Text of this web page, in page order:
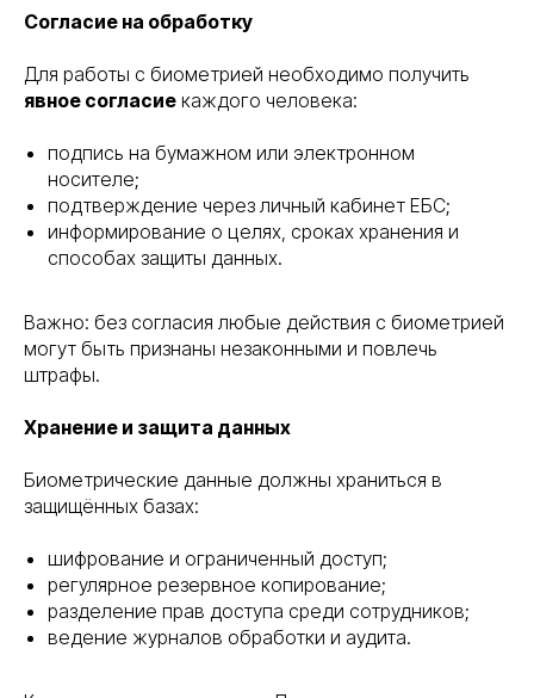
Согласие на обработку
Для работы с биометрией необходимо получить
явное согласие каждого человека:
подпись на бумажном или электронном
носителе;
подтверждение через личный кабинет ЕБС;
информирование о целях, сроках хранения и
способах защиты данных.
Важно: без согласия любые действия с биометрией
могут быть признаны незаконными и повлечь
штрафы.
Хранение и защита данных
Биометрические данные должны храниться в
защищённых базах:
шифрование и ограниченный доступ;
регулярное резервное копирование;
разделение прав доступа среди сотрудников;
ведение журналов обработки и аудита.